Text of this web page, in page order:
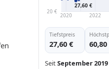
20 €
2020 2022
27,60 €
Tiefstpreis
27,60 € 60,80
SeitSeptember 2019